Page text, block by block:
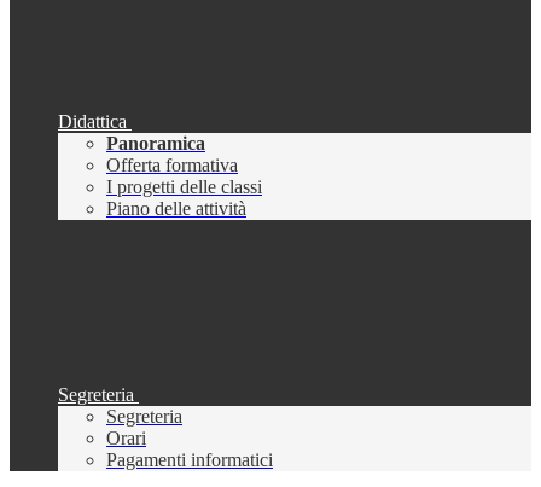
Didattica
Panoramica
Offerta formativa
I progetti delle classi
Piano delle attività
Segreteria
Segreteria
Orari
Pagamenti informatici